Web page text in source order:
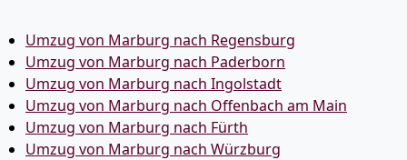
Umzug von Marburg nach Regensburg
Umzug von Marburg nach Paderborn
Umzug von Marburg nach Ingolstadt
Umzug von Marburg nach Offenbach am Main
Umzug von Marburg nach Fürth
Umzug von Marburg nach Würzburg